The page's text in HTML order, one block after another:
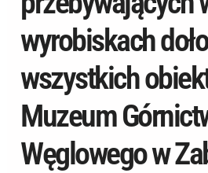
wyrobiskach
wszystkich
Muzeum
Węglowego w